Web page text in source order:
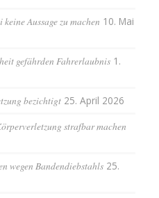
Aussage zu machen 10. Mai
gefährden Fahrerlaubnis 1.
bezichtigt 25. April 2026
strafbar machen
wegen Bandendiebstahls 25.